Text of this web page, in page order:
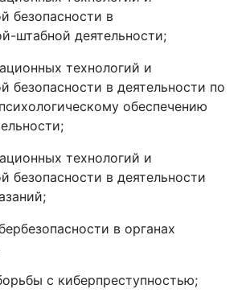
безопасности в
штабной деятельности;
технологий и
безопасности в деятельности по
обеспечению
технологий и
безопасности в деятельности
в органах
с киберпреступностью;